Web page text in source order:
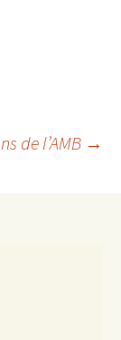
de l’AMB →